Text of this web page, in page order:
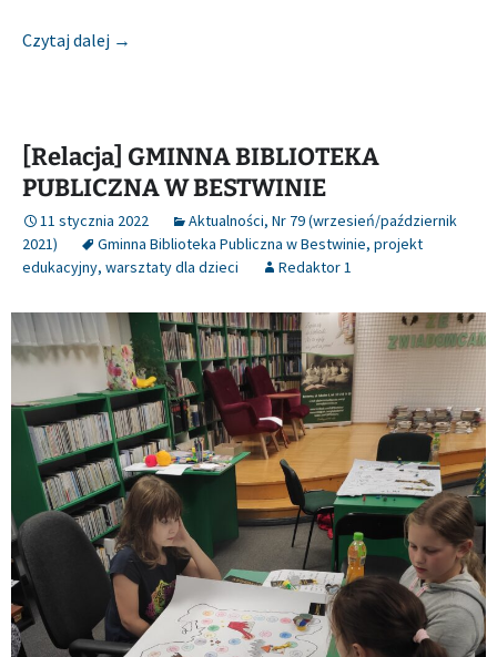
Czytaj dalej [Relacja] MIEJSKA BIBLIOTEKA PUBLICZNA W
→
[Relacja] GMINNA BIBLIOTEKA
PUBLICZNA W BESTWINIE
11 stycznia 2022 Aktualności, Nr 79 (wrzesień/październik
2021)
Gminna Biblioteka Publiczna w Bestwinie, projekt
edukacyjny, warsztaty dla dzieci Redaktor 1